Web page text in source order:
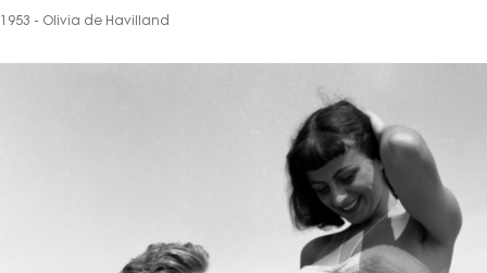
1953 - Olivia de Havilland